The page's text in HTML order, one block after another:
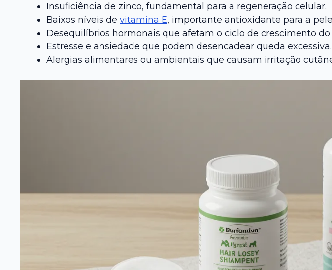
Insuficiência de zinco, fundamental para a regeneração celular.
Baixos níveis de vitamina E, importante antioxidante para a
Desequilíbrios hormonais que afetam o ciclo de crescimento do
Estresse e ansiedade que podem desencadear queda excessiva.
Alergias alimentares ou ambientais que causam irritação